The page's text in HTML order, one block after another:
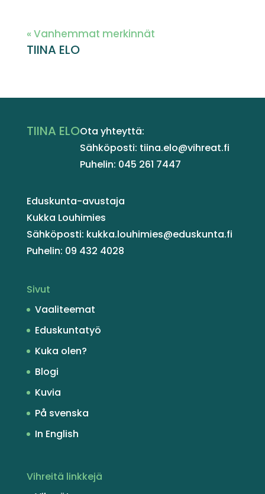
« Vanhemmat merkinnät
TIINA ELO
TIINA ELOOta yhteyttä:
Sähköposti: tiina.elo@vihreat.fi
Puhelin: 045 261 7447
Eduskunta-avustaja
Kukka Louhimies
Sähköposti: kukka.louhimies@eduskunta.fi
Puhelin: 09 432 4028
Sivut
Vaaliteemat
Eduskuntatyö
Kuka olen?
Blogi
Kuvia
På svenska
In English
Vihreitä linkkejä